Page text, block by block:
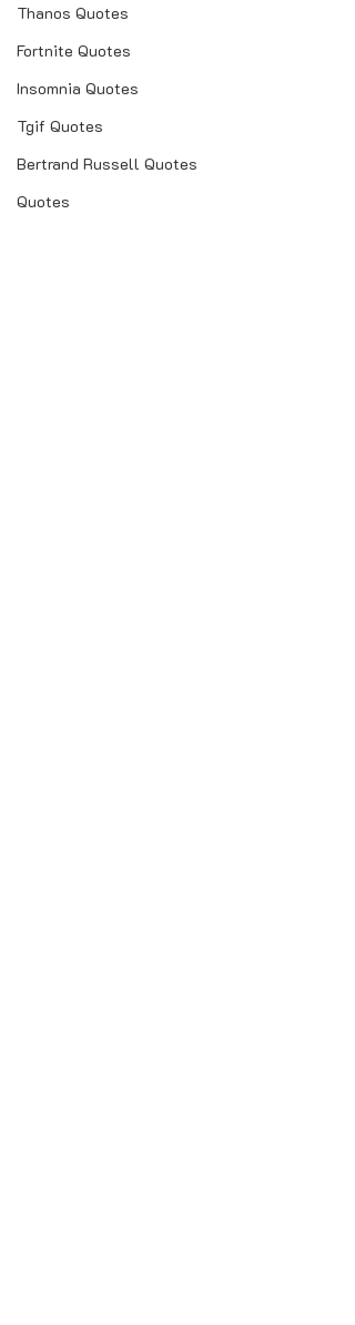
Thanos Quotes
Fortnite Quotes
Insomnia Quotes
Tgif Quotes
Bertrand Russell Quotes
Quotes